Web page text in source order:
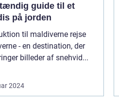
guide til et
på jorden
til maldiverne rejse
- en destination, der
billeder af snehvid...
2024